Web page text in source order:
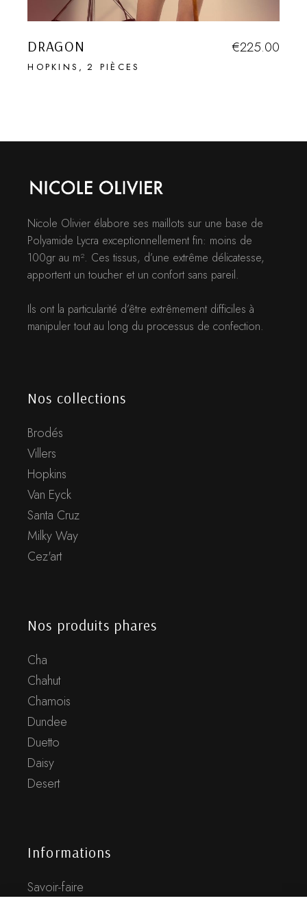
DRAGON
HOPKINS 2 PIÈCES
€225.00
Nicole Olivier élabore ses maillots sur une base de
Polyamide Lycra exceptionnellement fin: moins de
100gr au m². Ces tissus, d’une extrême délicatesse,
apportent un toucher et un confort sans pareil.
Ils ont la particularité d’être extrêmement difficiles à
manipuler tout au long du processus de confection.
Nos collections
Brodés
Villers
Hopkins
Van Eyck
Santa Cruz
Milky Way
Cez'art
Nos produits phares
Cha
Chahut
Chamois
Dundee
Duetto
Daisy
Desert
Informations
Savoir-faire